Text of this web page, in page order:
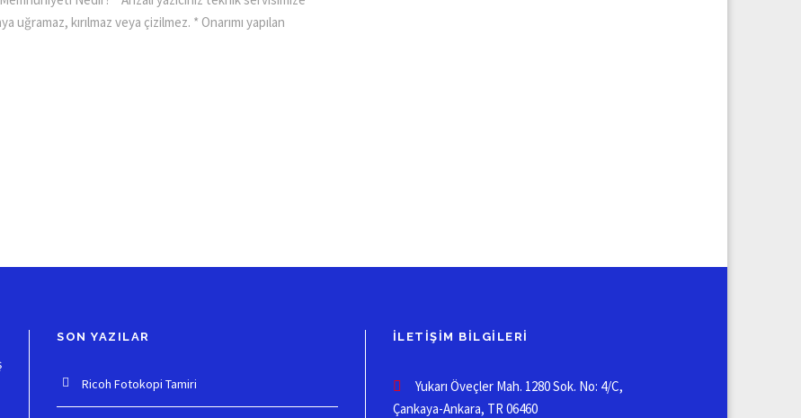
uğramaz, kırılmaz veya çizilmez. * Onarımı yapılan
SON YAZILAR
Ricoh Fotokopi Tamiri
İLETIŞIM BILGILERI
Yukarı Öveçler Mah. 1280 Sok. No: 4/C,
Çankaya-Ankara, TR 06460